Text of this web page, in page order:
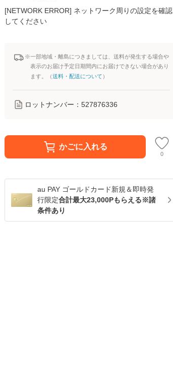
[NETWORK ERROR] ネットワーク周りの設定を確認
してください
※一部地域・離島につきましては、送料が発生する場合や
表示のお届け予定日期間内にお届けできない場合があり
ます。（送料・配送について ）
ロットナンバー： 527876336
かごに入れる
0
au PAY ゴールドカード新規＆即時発
行限定合計最大23,000Pもらえる※諸
条件あり